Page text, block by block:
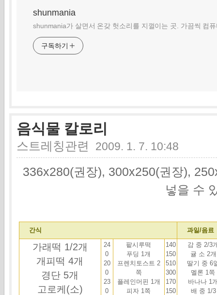
shunmania
shunmania가 살면서 온갖 헛소리를 지껄이는 곳. 가끔씩 컴
구독하기
음식물 칼로리
스트레칭관련 2009. 1. 7. 10:48
336x280(권장), 300x250(권장),
넣을 수
간식 과일/음료
가래떡 1/2개
개피떡 4개
경단 5개
고로케(소)
24
0
20
0
23
0
팥시루떡
푸딩 1개
프렌치토스트 2
쪽
플레인머핀 1개
피자 1쪽
140
150
510
300
170
150
감 중 2/3
귤 소 2개
딸기 중 6
멜론 1쪽
바나나 1
배 중 1/3